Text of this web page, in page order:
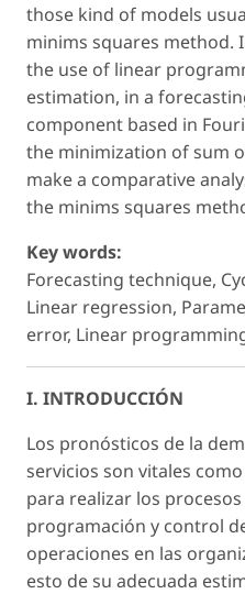
those kind of models
minims squares method.
the use of linear
estimation, in a
component based in
the minimization of sum
make a comparative
the minims squares
Key words:
Forecasting technique,
Linear regression,
error, Linear
I. INTRODUCCIÓN
Los pronósticos de la
servicios son vitales
para realizar los
programación y control
operaciones en las
esto de su adecuada